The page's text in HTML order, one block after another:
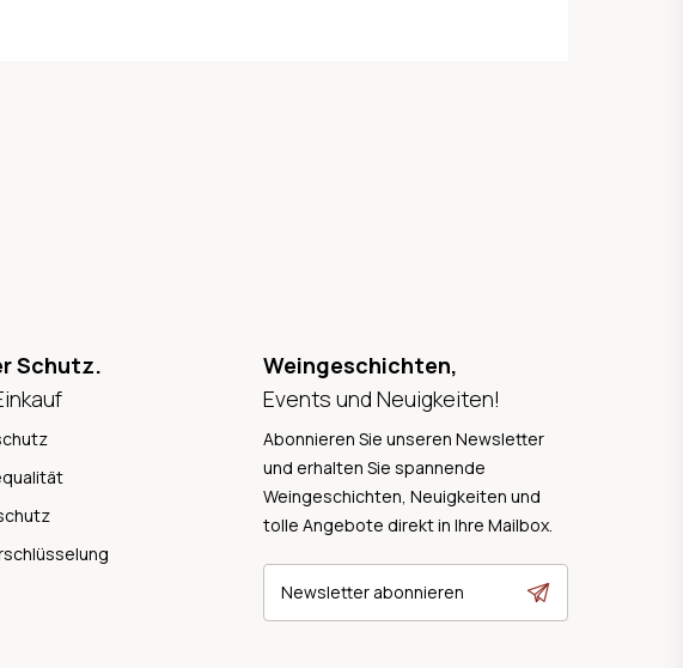
Schutz.
Weingeschichten,
Events und Neuigkeiten!
Abonnieren Sie unseren Newsletter
und erhalten Sie spannende
Weingeschichten, Neuigkeiten und
tolle Angebote direkt in Ihre Mailbox.
Newsletter abonnieren